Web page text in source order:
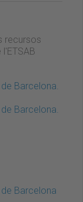
recursos
Barcelona.
Barcelona.
Barcelona